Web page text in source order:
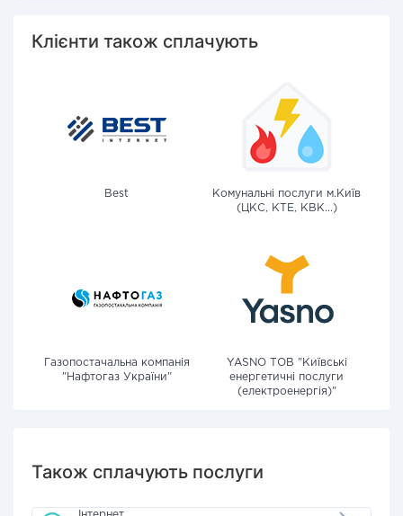
Клієнти також сплачують
Best
Комунальні послуги м.Київ
(ЦКС, КТЕ, КВК...)
Газопостачальна компанія
"Нафтогаз України"
YASNO ТОВ "Київські
енергетичні послуги
(електроенергія)"
Також сплачують послуги